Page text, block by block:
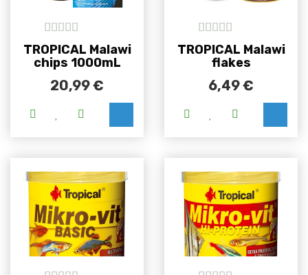
5out of 5
TROPICAL Malawi
chips 1000mL
20,99€
5out of 5
TROPICAL Malawi
flakes
6,49€
Ovaj proizvod